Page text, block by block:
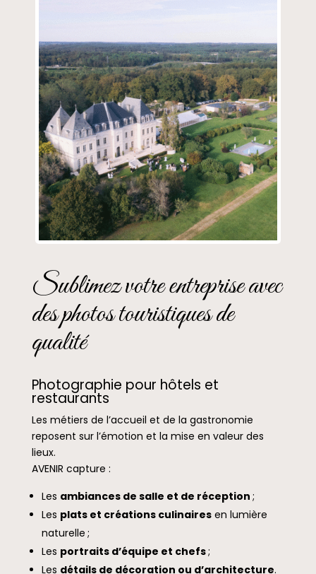
Sublimez votre entreprise avec
des photos touristiques de
qualité
Photographie pour hôtels et
restaurants
Les métiers de l’accueil et de la gastronomie
reposent sur l’émotion et la mise en valeur des
lieux.
AVENIR capture :
Les ambiances de salle et de réception ;
Les plats et créations culinairesen lumière
naturelle ;
Les portraits d’équipe et chefs;
Les détails de décoration ou d’architecture.